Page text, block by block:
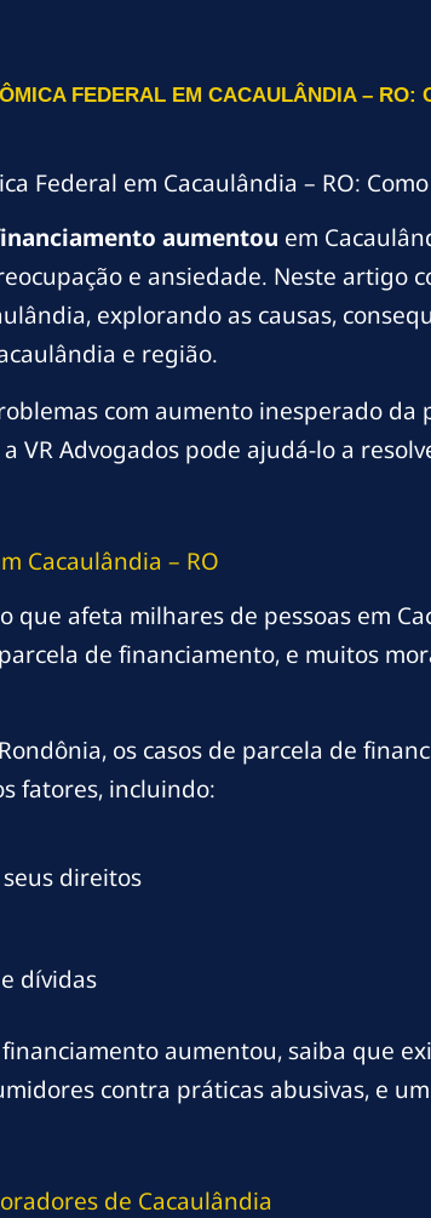
FEDERAL EM CACAULÂNDIA – RO:
Federal em Cacaulândia – RO:
aumentou em
e ansiedade. Neste artigo
explorando as causas,
e região.
com aumento inesperado
Advogados pode ajudá-lo a
Cacaulândia – RO
afeta milhares de pessoas em
de financiamento, e muitos
os casos de parcela de
fatores, incluindo:
direitos
dívidas
aumentou, saiba que
contra práticas abusivas, e
de Cacaulândia